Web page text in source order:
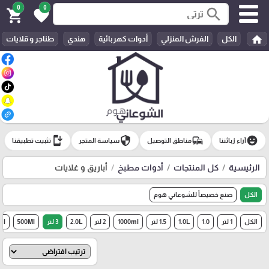
search
0
favorite
0
shopping_cart
home الكل الفرش المنزلي أدوات كهربائية هندي طناجر و قلايات
emoji_emotionsآراء زبائننا commuteمناطق التوصيل securityسياسة المتجر install_mobile تثبيت تطبيقنا
الرئيسية كل المنتجات أدوات مطبخ أباريق و غلايات
الكل صنع خصيصاً للشوعاني هوم
الكل 1 لتر 1.0
1.0L 1.5 لتر 1000ml 2 لتر 2.0L 3 لتر 500Ml